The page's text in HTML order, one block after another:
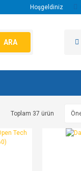
Hoşgeldiniz
ARA
Toplam 37 ürün